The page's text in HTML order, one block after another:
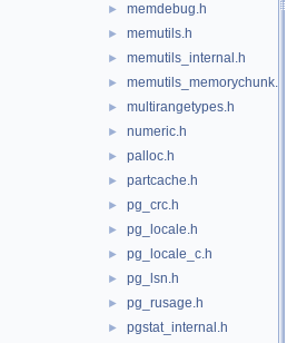
► memdebug.h
► memutils.h
► memutils_internal.h
► memutils_memorychunk.h
► multirangetypes.h
► numeric.h
► palloc.h
► partcache.h
► pg_crc.h
► pg_locale.h
► pg_locale_c.h
► pg_lsn.h
► pg_rusage.h
► pgstat_internal.h